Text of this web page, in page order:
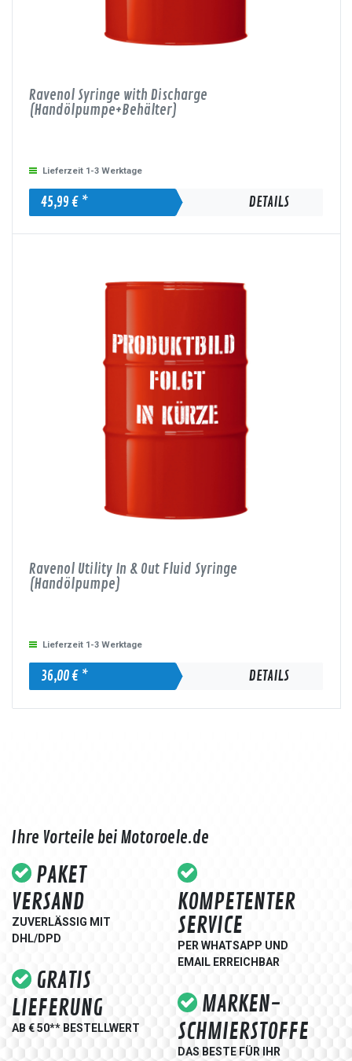
Ravenol Syringe with Discharge
(Handölpumpe+Behälter)
Lieferzeit 1-3 Werktage
45,99 € * DETAILS
Ravenol Utility In & Out Fluid Syringe
(Handölpumpe)
Lieferzeit 1-3 Werktage
36,00 € * DETAILS
Ihre Vorteile bei Motoroele.de
PAKET
VERSAND
ZUVERLÄSSIG MIT
DHL/DPD
GRATIS
LIEFERUNG
AB € 50** BESTELLWERT
KOMPETENTER
SERVICE
PER WHATSAPP UND
EMAIL ERREICHBAR
MARKEN-
SCHMIERSTOFFE
DAS BESTE FÜR IHR